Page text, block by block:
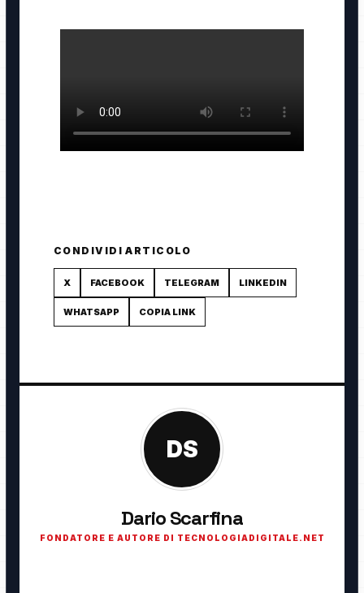
CONDIVIDI ARTICOLO
X FACEBOOK TELEGRAM LINKEDIN
WHATSAPP COPIA LINK
DS
Dario Scarfina
FONDATORE E AUTORE DI TECNOLOGIADIGITALE.NET